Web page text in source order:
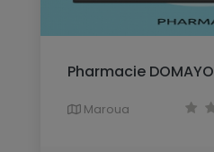
Pharmacie DOMAYO
Maroua